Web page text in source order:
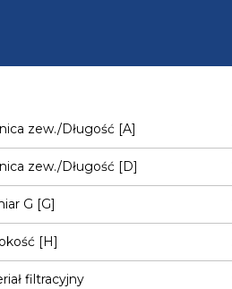
zew./Długość [A]
zew./Długość [D]
G [G]
[H]
filtracyjny